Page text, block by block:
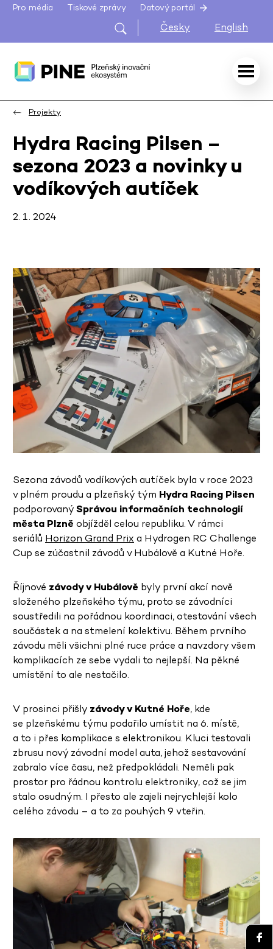
Pro média Tiskové zprávy Datový portál
Česky English
Projekty
Hydra Racing Pilsen –
sezona 2023 a novinky u
vodíkových autíček
2. 1. 2024
Sezona závodů vodíkových autíček byla v roce 2023
v plném proudu a plzeňský tým Hydra Racing Pilsen
podporovanýSprávou informačních technologií
města Plzně objížděl celou republiku. V rámci
seriálů Horizon Grand Prix a Hydrogen RC Challenge
Cup se zúčastnil závodů v Hubálově a Kutné Hoře.
Říjnové závody v Hubálově byly první akcí nově
složeného plzeňského týmu, proto se závodníci
soustředili na pořádnou koordinaci, otestování všech
součástek a na stmelení kolektivu. Během prvního
závodu měli všichni plné ruce práce a navzdory všem
komplikacích ze sebe vydali to nejlepší. Na pěkné
umístění to ale nestačilo.
V prosinci přišly závody v Kutné Hoře, kde
se plzeňskému týmu podařilo umístit na 6. místě,
a to i přes komplikace s elektronikou. Kluci testovali
zbrusu nový závodní model auta, jehož sestavování
zabralo více času, než předpokládali. Neměli pak
prostor pro řádnou kontrolu elektroniky, což se jim
stalo osudným. I přesto ale zajeli nejrychlejší kolo
celého závodu – a to za pouhých 9 vteřin.